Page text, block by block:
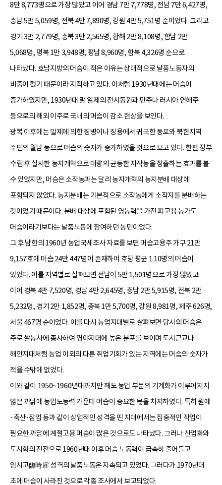
8만 8,773명으로 가장 많았고 이어 경남 7만 7,778명, 전남 7만 6,427명,
충남 5만 5,059명, 전북 4만 7,890명, 강원 4만 5,751명 순이었다. 그리고
경기 3만 2,779명, 충북 3만 2,565명, 황해 2만 8,108명, 함남 2만
5,068명, 평북 1만 3,948명, 평남 8,960명, 함북 4,326명 순으로
나타났다. 호남지방의 머슴이 적은 이유는 상대적으로 날품노동자의
비중이 컸기 때문이라 지적하고 있다. 이처럼 1930년대에는 머슴이
증가하였지만, 1930년대 말 일제의 전시동원과 만주나 러시아 연해주
등으로의 해외 이주로 국내의 머슴이 감소 현상을 보인다.
광복 이후에는 일제에 의한 징병이나 징용에서 귀국한 동포와 북한지역
주민의 월남 등으로 머슴의 숫자가 증가하였을 것으로 보고 있다. 한편 정부
수립 후 실시한 농지개혁으로 대량의 균등한 자작농을 창출하는 효과를 볼
수 있었지만, 머슴은 소작농과는 달리 농지개혁의 농지분배 대상에
포함되지 않았다. 농지분배는 기본적으로 소작농에게 소작지를 분배하는
것이었기 때문이다. 분배 대상에 포함된 영농력을 가진 피고용 농가도
머슴이라기보다는 날품노동에 참여하던 농민이었다.
그 후 남한의 1960년 농업국세조사 자료를 보면 머슴고용주 가구 21만
9,157호에 머슴 24만 447명이 존재하여 호당 평균 1.10명의 머슴이
있었다. 이를 지역별로 살펴보면 전남이 5만 1,501명으로 가장 많았고
이어 경북 4만 7,520명, 경남 4만 2,645명, 충남 2만 5,915명, 전북 2만
5,232명, 경기 2만 1,852명, 충북 1만 5,700명, 강원 8,981명, 제주 626명,
서울 467명 순이었다. 이를 다시 농업지대별로 살펴보면 당시의 머슴은
주로 쌀농사에 종사하여 평야지대에 높은 분포를 보이며 도시근교나
해안지대처럼 농업 이외의 다른 취업기회가 있는 지역에는 머슴의 숫자가
적을 수밖에 없었다.
이와 같이 1950~1960년대까지만 해도 농업 부문의 기계화가 이루어지지
않은 까닭에 농업노동력 가운데 머슴이 중요한 몫을 차지하였다. 특히 원예
·축산·잠업 등과 같이 상업적인 성격을 띤 지대에서는 집중적인 작업이
필요한 까닭에 계절고용 머슴이 많은 것으로도 나타났다. 그러나 산업화와
도시화의 진전으로 1960년대 이후 머슴 노동력이 급속히 줄어들고
임시고臨時雇 성격의 날품노동은 지속되고 있었다. 그러다가 1970년대
초에 머슴이 사라진 것으로 각종 조사에서 보고되었다.